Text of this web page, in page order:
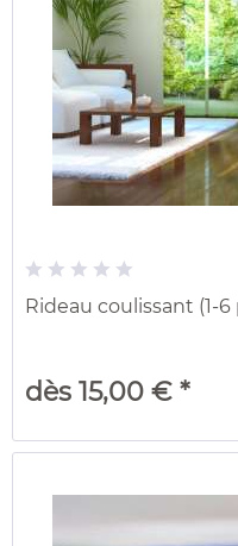
Rideau coulissant (1-6
dès 15,00 € *